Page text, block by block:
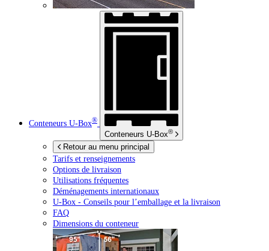
Conteneurs U-Box®
Conteneurs U-Box®
Retour au menu principal
Tarifs et renseignements
Options de livraison
Utilisations fréquentes
Déménagements internationaux
U-Box - Conseils pour l’emballage et la livraison
FAQ
Dimensions du conteneur